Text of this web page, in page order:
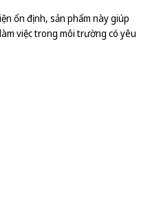
ổn định, sản phẩm này giúp
việc trong môi trường có yêu